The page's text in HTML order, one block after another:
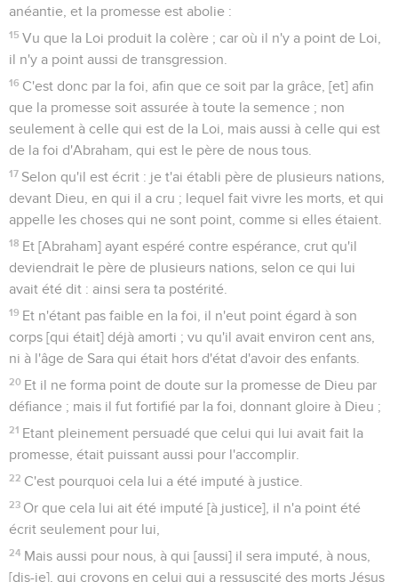
anéantie, et la promesse est abolie :
15 Vu que la Loi produit la colère ; car où il n'y a point de Loi,
il n'y a point aussi de transgression.
16 C'est donc par la foi, afin que ce soit par la grâce, [et] afin
que la promesse soit assurée à toute la semence ; non
seulement à celle qui est de la Loi, mais aussi à celle qui est
de la foi d'Abraham, qui est le père de nous tous.
17 Selon qu'il est écrit : je t'ai établi père de plusieurs nations,
devant Dieu, en qui il a cru ; lequel fait vivre les morts, et qui
appelle les choses qui ne sont point, comme si elles étaient.
18 Et [Abraham] ayant espéré contre espérance, crut qu'il
deviendrait le père de plusieurs nations, selon ce qui lui
avait été dit : ainsi sera ta postérité.
19 Et n'étant pas faible en la foi, il n'eut point égard à son
corps [qui était] déjà amorti ; vu qu'il avait environ cent ans,
ni à l'âge de Sara qui était hors d'état d'avoir des enfants.
20 Et il ne forma point de doute sur la promesse de Dieu par
défiance ; mais il fut fortifié par la foi, donnant gloire à Dieu ;
21 Etant pleinement persuadé que celui qui lui avait fait la
promesse, était puissant aussi pour l'accomplir.
22 C'est pourquoi cela lui a été imputé à justice.
23 Or que cela lui ait été imputé [à justice], il n'a point été
écrit seulement pour lui,
24 Mais aussi pour nous, à qui [aussi] il sera imputé, à nous,
[dis-je], qui croyons en celui qui a ressuscité des morts Jésus